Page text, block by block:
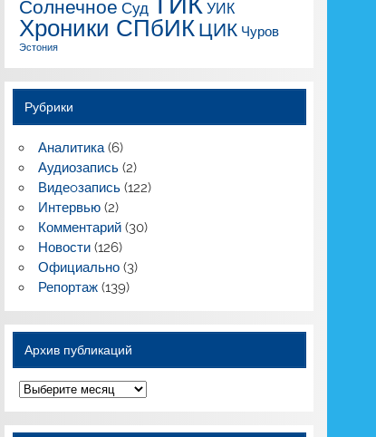
Солнечное Суд УИК
Хроники СПбИК ЦИК Чуров
Эстония
Рубрики
Аналитика(6)
Аудиозапись(2)
Видеoзапись(122)
Интервью(2)
Комментарий(30)
Новости(126)
Официально(3)
Репортаж(139)
Архив публикаций
Архив
публикаций